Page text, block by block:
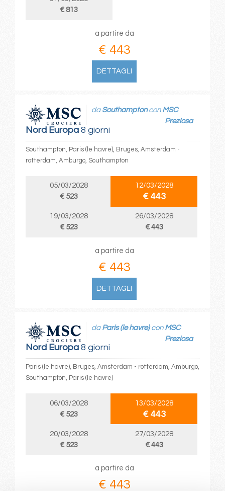
€ 813
a partire da
€ 443
DETTAGLI
Nord Europa8 giorni
da Southamptoncon MSC
Preziosa
Southampton, Paris (le havre), Bruges, Amsterdam -
rotterdam, Amburgo, Southampton
05/03/2028
€ 523
12/03/2028
€ 443
19/03/2028
€ 523
26/03/2028
€ 443
a partire da
€ 443
DETTAGLI
Nord Europa8 giorni
da Paris (le havre)con MSC
Preziosa
Paris (le havre), Bruges, Amsterdam - rotterdam, Amburgo,
Southampton, Paris (le havre)
06/03/2028
€ 523
13/03/2028
€ 443
20/03/2028
€ 523
27/03/2028
€ 443
a partire da
€ 443